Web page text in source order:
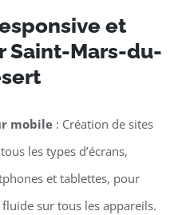
et
Saint-Mars-du-
mobile: Création de sites
les types d’écrans,
et tablettes, pour
sur tous les appareils.